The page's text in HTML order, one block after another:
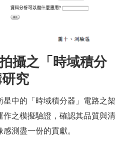
攝之「時域積分
究
中的「時域積分器」電路之架
之模擬驗證，確認其品質與清
測盡一份的貢獻。